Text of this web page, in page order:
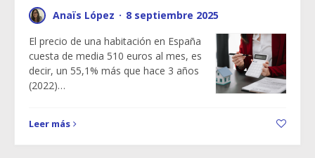
Anaïs López · 8 septiembre 2025
El precio de una habitación en España
cuesta de media 510 euros al mes, es
decir, un 55,1% más que hace 3 años
(2022)…
Leer más